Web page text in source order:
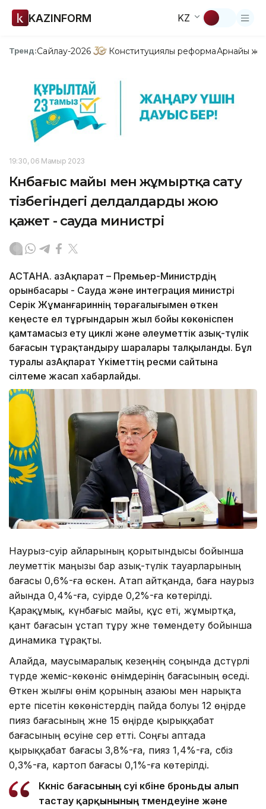
KAZINFORM KZ
Тренд:Сайлау-2026 Конституциялық реформаАрнайы
19:30, 06 Мамыр 2023
Күнбағыс майы мен жұмыртқа сату
тізбегіндегі делдалдарды жою
қажет - сауда министрі
АСТАНА. ҚазАқпарат – Премьер-Министрдің
орынбасары - Сауда және интеграция министрі
Серік Жұманғариннің төрағалығымен өткен
кеңесте ел тұрғындарын жыл бойы көкөніспен
қамтамасыз ету циклі және әлеуметтік азық-түлік
бағасын тұрақтандыру шаралары талқыланды. Бұл
туралы ҚазАқпарат Үкіметтің ресми сайтына
сілтеме жасап хабарлайды.
Наурыз-сәуір айларының қорытындысы бойынша
әлеуметтік маңызы бар азық-түлік тауарларының
бағасы 0,6%-ға өскен. Атап айтқанда, баға наурыз
айында 0,4%-ға, сәуірде 0,2%-ға көтерілді.
Қарақұмық, күнбағыс майы, құс еті, жұмыртқа,
қант бағасын ұстап тұру және төмендету бойынша
динамика тұрақты.
Алайда, маусымаралық кезеңнің соңында дәстүрлі
түрде жеміс-көкөніс өнімдерінің бағасының өседі.
Өткен жылғы өнім қорының азаюы мен нарықта
ерте пісетін көкөністердің пайда болуы 12 өңірде
пияз бағасының және 15 өңірде қырыққабат
бағасының өсуіне әсер етті. Соңғы аптада
қырыққабат бағасы 3,8%-ға, пияз 1,4%-ға, сәбіз
0,3%-ға, картоп бағасы 0,1%-ға көтерілді.
Көкөніс бағасының өсуі көбіне броньды алып
тастау қарқынының төмендеуіне және